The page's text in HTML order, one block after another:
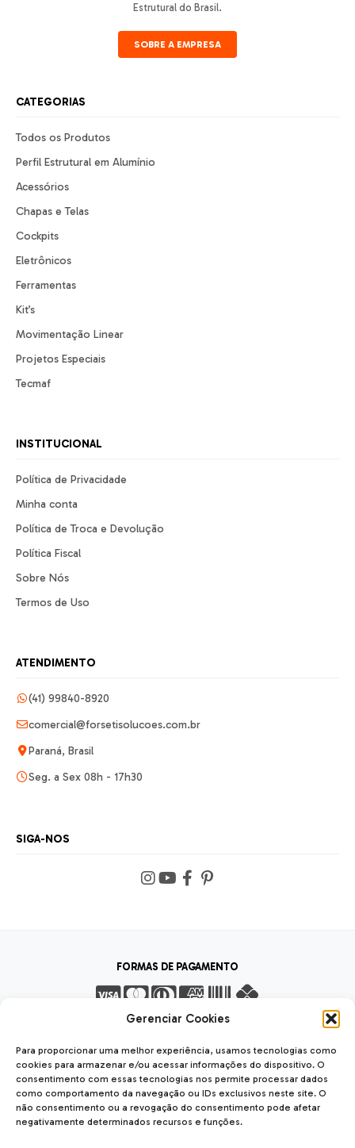
Gerenciar Cookies
Para proporcionar uma melhor experiência, usamos tecnologias como
cookies para armazenar e/ou acessar informações do dispositivo. O
consentimento com essas tecnologias nos permite processar dados
como comportamento da navegação ou IDs exclusivos neste site. O
não consentimento ou a revogação do consentimento pode afetar
negativamente determinados recursos e funções.
Estrutural do Brasil.
SOBRE A EMPRESA
CATEGORIAS
Todos os Produtos
Perfil Estrutural em Alumínio
Acessórios
Chapas e Telas
Cockpits
Eletrônicos
Ferramentas
Kit’s
Movimentação Linear
Projetos Especiais
Tecmaf
INSTITUCIONAL
Política de Privacidade
Minha conta
Política de Troca e Devolução
Política Fiscal
Sobre Nós
Termos de Uso
ATENDIMENTO
(41) 99840-8920
comercial@forsetisolucoes.com.br
Paraná, Brasil
Seg. a Sex 08h - 17h30
SIGA-NOS
FORMAS DE PAGAMENTO
SEGURANÇA